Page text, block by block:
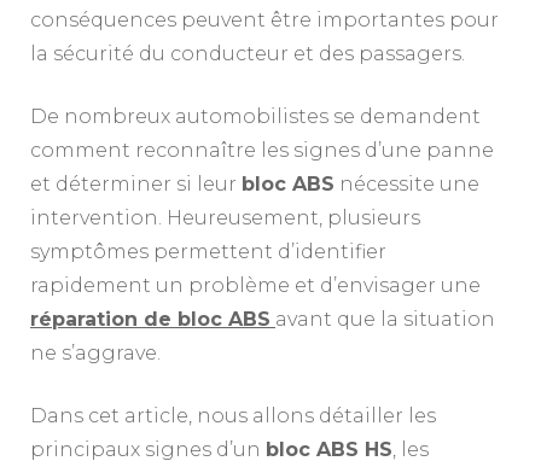
conséquences peuvent être importantes pour
la sécurité du conducteur et des passagers.
De nombreux automobilistes se demandent
comment reconnaître les signes d’une panne
et déterminer si leur bloc ABS nécessite une
intervention. Heureusement, plusieurs
symptômes permettent d’identifier
rapidement un problème et d’envisager une
réparation de bloc ABS avant que la situation
ne s’aggrave.
Dans cet article, nous allons détailler les
principaux signes d’un bloc ABS HS, les